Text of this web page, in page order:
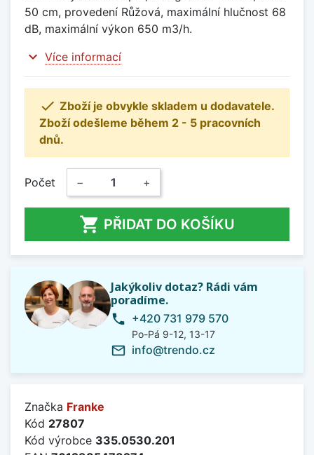
50 cm, provedení Růžová, maximální hlučnost 68
dB, maximální výkon 650 m3/h.
expand_more Více informací
 Zboží je obvykle skladem u dodavatele.
Zboží odešleme během 2 - 5 pracovních
dnů.
Počet − +
 PŘIDAT DO KOŠÍKU
Jakýkoliv dotaz? Rádi vám
poradíme.
phone +420 731 979 570
Po-Pá 9-12, 13-17
mail_outline info@trendo.cz
Značka Franke
Kód 27807
Kód výrobce 335.0530.201